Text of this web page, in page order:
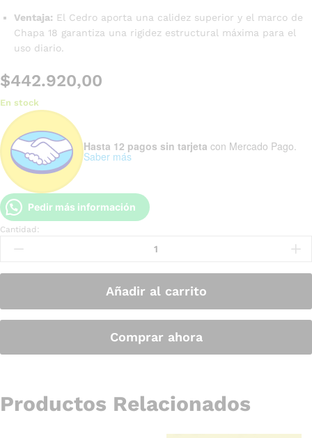
Ventaja: El Cedro aporta una calidez superior y el marco de
Chapa 18 garantiza una rigidez estructural máxima para el
uso diario.
$442.920,00
En stock
Hasta 12 pagos sin tarjeta con Mercado Pago.
Saber más
Pedir más información
Cantidad:
Añadir al carrito
Comprar ahora
Productos Relacionados